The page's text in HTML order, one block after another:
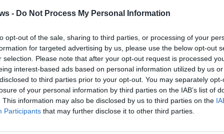
- Do Not Process My Personal Information
opt-out of the sale, sharing to third parties, or processing of your
for targeted advertising by us, please use the below opt-out
selection. Please note that after your opt-out request is processed
interest-based ads based on personal information utilized by us
to third parties prior to your opt-out. You may separately
of your personal information by third parties on the IAB’s list of
This information may also be disclosed by us to third parties on the
Participants that may further disclose it to other third parties.